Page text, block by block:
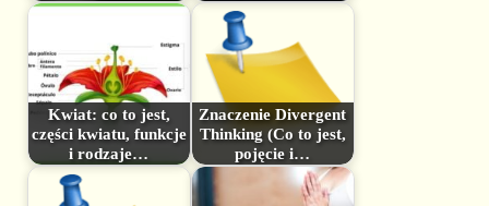
Kwiat: co to jest,
części kwiatu, funkcje
i rodzaje…
Znaczenie Divergent
Thinking (Co to jest,
pojęcie i…